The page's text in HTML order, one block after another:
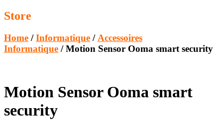
Store
Home /Informatique / Accessoires
Informatique / Motion Sensor Ooma smart security
Motion Sensor Ooma smart
security